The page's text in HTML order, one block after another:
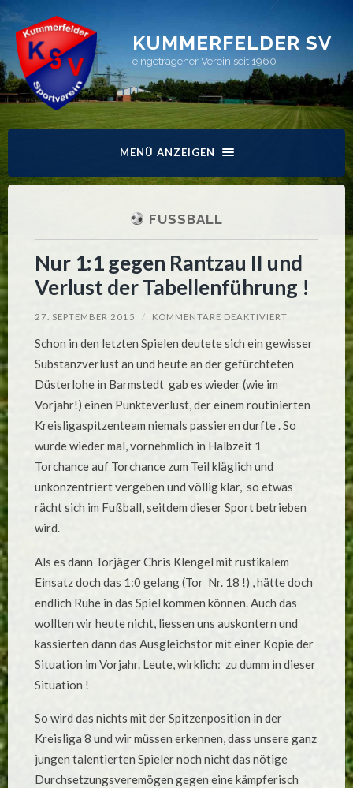
KUMMERFELDER SV
eingetragener Verein seit 1960
MENÜ ANZEIGEN
FUSSBALL
Nur 1:1 gegen Rantzau II und
Verlust der Tabellenführung !
27. SEPTEMBER 2015 / KOMMENTARE DEAKTIVIERT
GEGEN
II
Schon in den letzten Spielen deutete sich ein gewisser
Substanzverlust an und heute an der gefürchteten
Düsterlohe in Barmstedt gab es wieder (wie im
Vorjahr!) einen Punkteverlust, der einem routinierten
Kreisligaspitzenteam niemals passieren durfte . So
wurde wieder mal, vornehmlich in Halbzeit 1
Torchance auf Torchance zum Teil kläglich und
unkonzentriert vergeben und völlig klar, so etwas
rächt sich im Fußball, seitdem dieser Sport betrieben
wird.
Als es dann Torjäger Chris Klengel mit rustikalem
Einsatz doch das 1:0 gelang (Tor Nr. 18 !) , hätte doch
endlich Ruhe in das Spiel kommen können. Auch das
wollten wir heute nicht, liessen uns auskontern und
kassierten dann das Ausgleichstor mit einer Kopie der
Situation im Vorjahr. Leute, wirklich: zu dumm in dieser
Situation !
So wird das nichts mit der Spitzenposition in der
Kreisliga 8 und wir müssen erkennen, dass unsere ganz
jungen talentierten Spieler noch nicht das nötige
Durchsetzungsveremögen gegen eine kämpferisch